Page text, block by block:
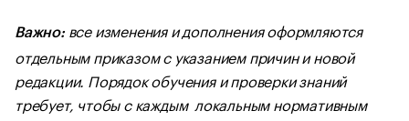
Важно: все изменения и дополнения оформляются
отдельным приказом с указанием причин и новой
редакции. Порядок обучения и проверки знаний
требует, чтобы с каждым локальным нормативным